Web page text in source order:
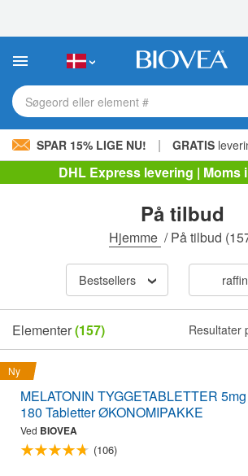
websted
Søgeord eller element #
SPAR 15% LIGE NU! | GRATIS
DHL Express levering | Moms
På tilbud
Hjemme /På tilbud
Bestsellers
Elementer(157) Resultater
Ny
MELATONIN TYGGETABLETTER
180 Tabletter ØKONOMIPAKKE
Ved BIOVEA
(106)